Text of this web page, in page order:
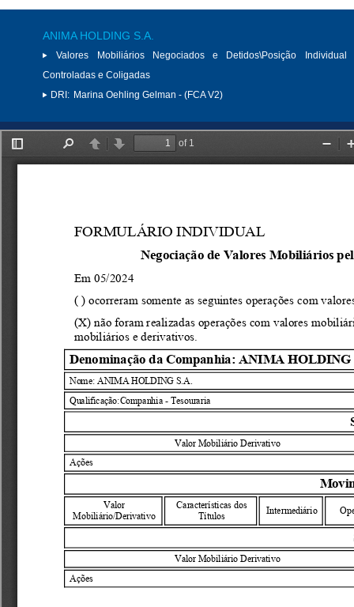
ANIMA HOLDING S.A.
Valores Mobiliários Negociados e Detidos\Posição
Controladas e Coligadas
DRI: Marina Oehling Gelman - (FCA V2)